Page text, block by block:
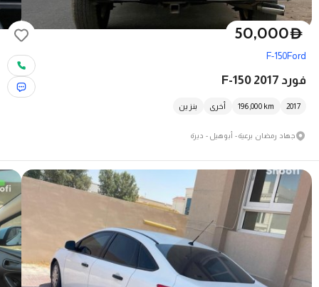
D
50,000
Ford
F-150
فورد F-150 2017
2017
196,000 km أخرى بنزين
جهاد رمضان برعية - أبو هيل - ديرة